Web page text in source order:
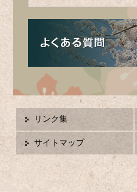
リンク集
サイトマップ